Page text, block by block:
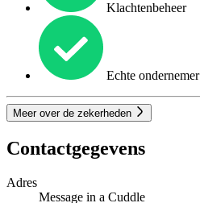
Klachtenbeheer
Echte ondernemer
Meer over de zekerheden
Contactgegevens
Adres
Message in a Cuddle